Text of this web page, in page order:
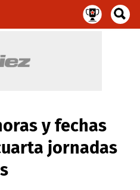
y fechas
jornadas